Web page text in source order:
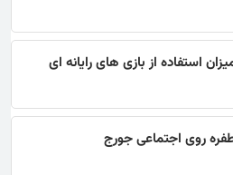
استفاده از بازی های رایانه ای
روی اجتماعی جورج